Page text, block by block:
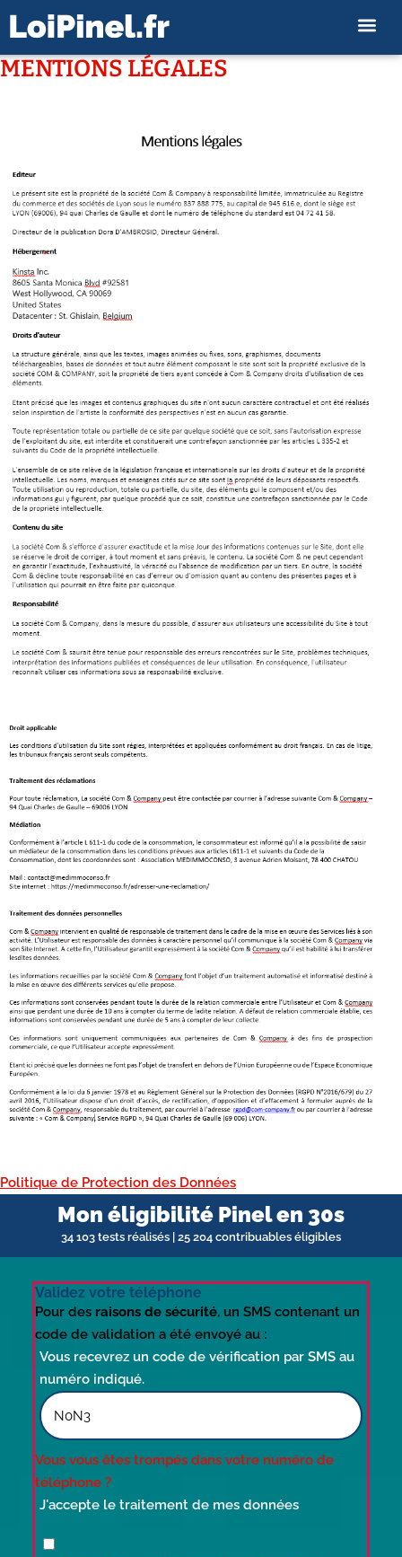
MENTIONS LÉGALES
Politique de Protection des Données
Mon éligibilité Pinel en 30s
34 103 tests réalisés | 25 204 contribuables éligibles
Validez votre téléphone
Pour des raisons de sécurité, un SMS contenant un
code de validation a été envoyé au :
Vous recevrez un code de vérification par SMS au
numéro indiqué.
Vous vous êtes trompés dans votre numéro de
téléphone ?
J'accepte le traitement de mes données